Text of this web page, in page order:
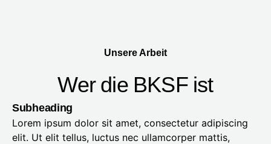
Unsere Arbeit
Wer die BKSF ist​
Subheading
Lorem ipsum dolor sit amet, consectetur adipiscing
elit. Ut elit tellus, luctus nec ullamcorper mattis,